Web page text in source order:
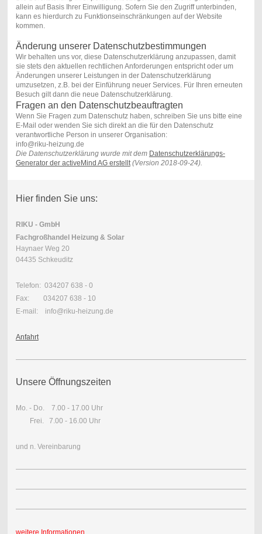
allein auf Basis Ihrer Einwilligung. Sofern Sie den Zugriff unterbinden,
kann es hierdurch zu Funktionseinschränkungen auf der Website
kommen.
Änderung unserer Datenschutzbestimmungen
Wir behalten uns vor, diese Datenschutzerklärung anzupassen, damit
sie stets den aktuellen rechtlichen Anforderungen entspricht oder um
Änderungen unserer Leistungen in der Datenschutzerklärung
umzusetzen, z.B. bei der Einführung neuer Services. Für Ihren erneuten
Besuch gilt dann die neue Datenschutzerklärung.
Fragen an den Datenschutzbeauftragten
Wenn Sie Fragen zum Datenschutz haben, schreiben Sie uns bitte eine
E-Mail oder wenden Sie sich direkt an die für den Datenschutz
verantwortliche Person in unserer Organisation:
info@riku-heizung.de
Die Datenschutzerklärung wurde mit dem Datenschutzerklärungs-
Generator der activeMind AG erstellt(Version 2018-09-24).
Hier finden Sie uns:
RIKU - GmbH
Fachgroßhandel Heizung & Solar
Haynaer Weg 20
04435 Schkeuditz
Telefon: 034207 638 - 0
Fax: 034207 638 - 10
E-mail: info@riku-heizung.de
Anfahrt
Unsere Öffnungszeiten
Mo. - Do. 7.00 - 17.00 Uhr
Frei. 7.00 - 16.00 Uhr
und n. Vereinbarung
weitere Informationen